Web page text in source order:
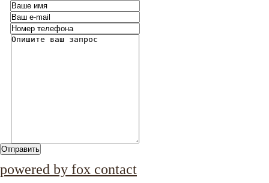
Отправить
powered by fox contact